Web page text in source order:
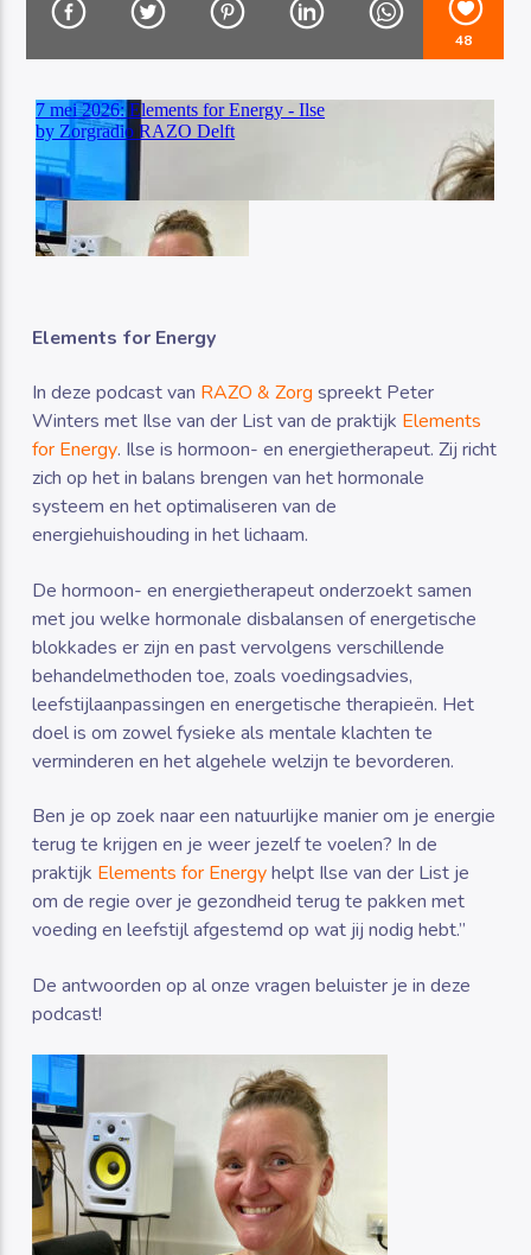
Luister RAZO online
48
Elements for Energy
In deze podcast van RAZO & Zorg spreekt Peter
Winters met Ilse van der List van de praktijk Elements
for Energy. Ilse is hormoon- en energietherapeut. Zij richt
zich op het in balans brengen van het hormonale
systeem en het optimaliseren van de
energiehuishouding in het lichaam.
De hormoon- en energietherapeut onderzoekt samen
met jou welke hormonale disbalansen of energetische
blokkades er zijn en past vervolgens verschillende
behandelmethoden toe, zoals voedingsadvies,
leefstijlaanpassingen en energetische therapieën. Het
doel is om zowel fysieke als mentale klachten te
verminderen en het algehele welzijn te bevorderen.
Ben je op zoek naar een natuurlijke manier om je energie
terug te krijgen en je weer jezelf te voelen? In de
praktijk Elements for Energyhelpt Ilse van der List je
om de regie over je gezondheid terug te pakken met
voeding en leefstijl afgestemd op wat jij nodig hebt.”
De antwoorden op al onze vragen beluister je in deze
podcast!